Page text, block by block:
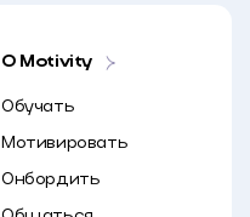
O Motivity
Обучать
Мотивировать
Онбордить